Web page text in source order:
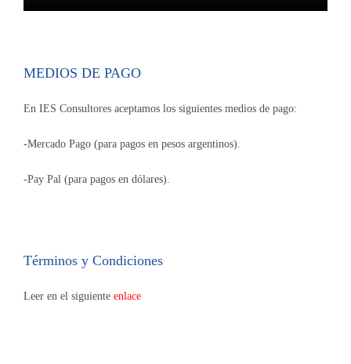
MEDIOS DE PAGO
En IES Consultores aceptamos los siguientes medios de pago:
-Mercado Pago (para pagos en pesos argentinos).
-Pay Pal (para pagos en dólares).
Términos y Condiciones
Leer en el siguiente enlace